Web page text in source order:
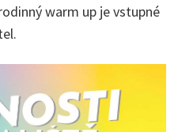
warm up je vstupné